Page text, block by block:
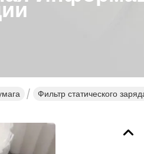
Фильтр статического